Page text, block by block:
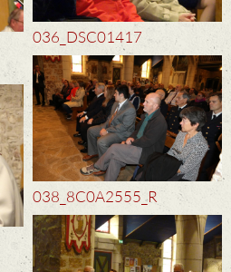
036_DSC01417
038_8C0A2555_R